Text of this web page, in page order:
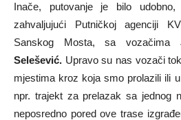
Inače, putovanje je bilo udobno,
zahvaljujući Putničkoj agenciji
Sanskog Mosta, sa vozačima
Selešević. Upravo su nas vozači
mjestima kroz koja smo prolazili ili
npr. trajekt za prelazak sa jednog
neposredno pored ove trase